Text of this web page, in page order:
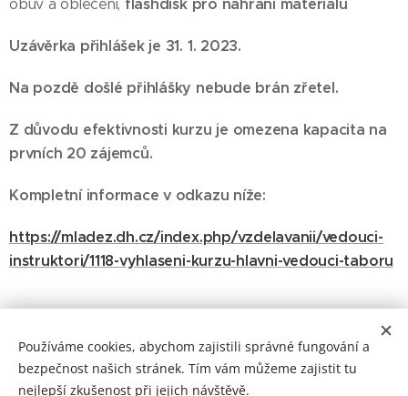
obuv a oblečení, flashdisk pro nahrání materiálů
Uzávěrka přihlášek je 31. 1. 2023.
Na pozdě došlé přihlášky nebude brán zřetel.
Z důvodu efektivnosti kurzu je omezena kapacita na
prvních 20 zájemců.
Kompletní informace v odkazu níže:
https://mladez.dh.cz/index.php/vzdelavanii/vedouci-
instruktori/1118-vyhlaseni-kurzu-hlavni-vedouci-taboru
Používáme cookies, abychom zajistili správné fungování a
bezpečnost našich stránek. Tím vám můžeme zajistit tu
nejlepší zkušenost při jejich návštěvě.